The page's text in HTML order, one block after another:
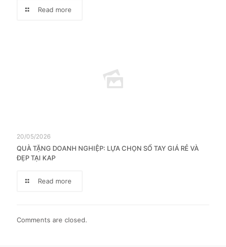
Read more
20/05/2026
QUÀ TẶNG DOANH NGHIỆP: LỰA CHỌN SỔ TAY GIÁ RẺ VÀ
ĐẸP TẠI KAP
Read more
Comments are closed.